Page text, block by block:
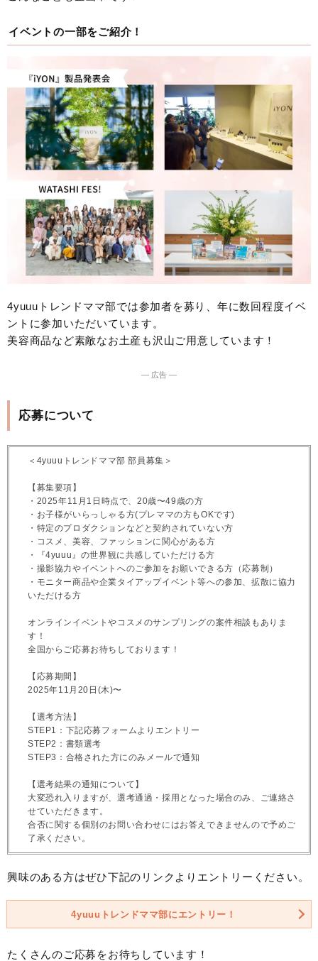
イベントの一部をご紹介！
4yuuuトレンドママ部では参加者を募り、年に数回程度イベ
ントに参加いただいています。
美容商品など素敵なお土産も沢山ご用意しています！
― 広告 ―
応募について
＜4yuuuトレンドママ部 部員募集＞
【募集要項】
・2025年11月1日時点で、20歳〜49歳の方
・お子様がいらっしゃる方(プレママの方もOKです)
・特定のプロダクションなどと契約されていない方
・コスメ、美容、ファッションに関心がある方
・『4yuuu』の世界観に共感していただける方
・撮影協力やイベントへのご参加をお願いできる方（応募制）
・モニター商品や企業タイアップイベント等への参加、拡散に協力
いただける方
オンラインイベントやコスメのサンプリングの案件相談もありま
す！
全国からご応募お待ちしております！
【応募期間】
2025年11月20日(木)〜
【選考方法】
STEP1：下記応募フォームよりエントリー
STEP2：書類選考
STEP3：合格された方にのみメールで通知
【選考結果の通知について】
大変恐れ入りますが、選考通過・採用となった場合のみ、ご連絡さ
せていただきます。
合否に関する個別のお問い合わせにはお答えできませんので予めご
了承ください。
興味のある方はぜひ下記のリンクよりエントリーください。
4yuuuトレンドママ部にエントリー！
たくさんのご応募をお待ちしています！